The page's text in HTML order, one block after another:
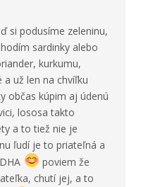
si podusíme zeleninu,
sardinky alebo
kurkumu,
a už len na chvíľku
občas kúpim aj údenú
lososa takto
a to tiež nie je
ľudí je to priateľná a
poviem že
chutí jej, a to